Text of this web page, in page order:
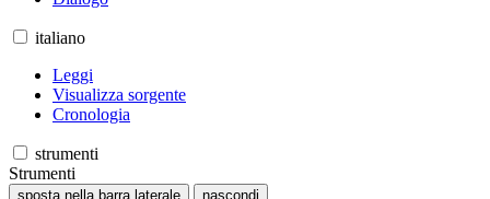
italiano
Leggi
Visualizza sorgente
Cronologia
strumenti
Strumenti
sposta nella barra laterale nascondi